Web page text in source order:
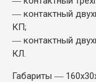
― контактный
КП;
― контактный
КЛ.
Габариты ―